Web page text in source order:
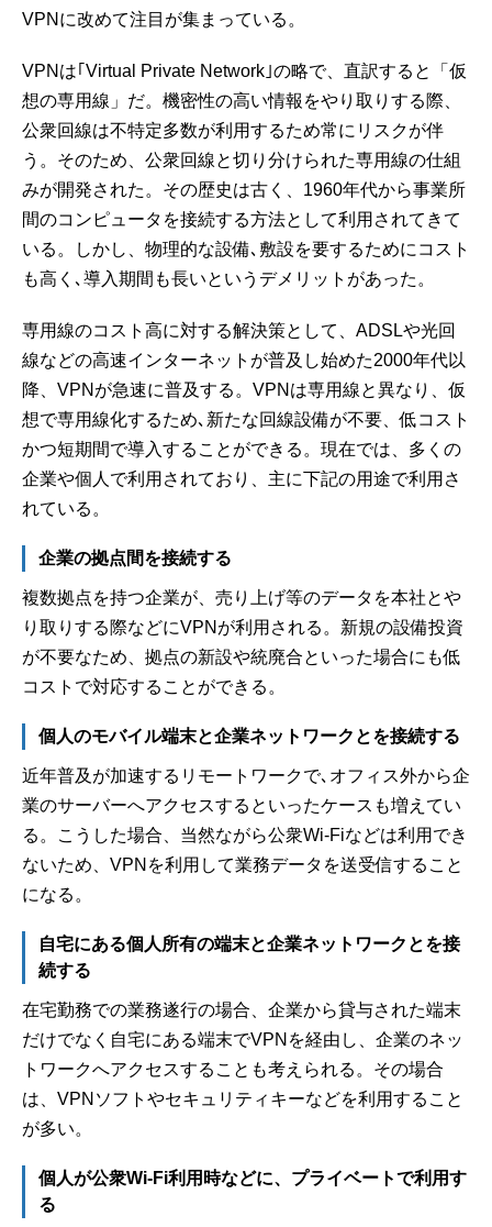
VPNに改めて注目が集まっている。
VPNは｢Virtual Private Network｣の略で、直訳すると「仮
想の専用線」だ。機密性の高い情報をやり取りする際、
公衆回線は不特定多数が利用するため常にリスクが伴
う。そのため、公衆回線と切り分けられた専用線の仕組
みが開発された。その歴史は古く、1960年代から事業所
間のコンピュータを接続する方法として利用されてきて
いる。しかし、物理的な設備､敷設を要するためにコスト
も高く､導入期間も長いというデメリットがあった。
専用線のコスト高に対する解決策として、ADSLや光回
線などの高速インターネットが普及し始めた2000年代以
降、VPNが急速に普及する。VPNは専用線と異なり、仮
想で専用線化するため､新たな回線設備が不要、低コスト
かつ短期間で導入することができる。現在では、多くの
企業や個人で利用されており、主に下記の用途で利用さ
れている。
企業の拠点間を接続する
複数拠点を持つ企業が、売り上げ等のデータを本社とや
り取りする際などにVPNが利用される。新規の設備投資
が不要なため、拠点の新設や統廃合といった場合にも低
コストで対応することができる。
個人のモバイル端末と企業ネットワークとを接続する
近年普及が加速するリモートワークで､オフィス外から企
業のサーバーへアクセスするといったケースも増えてい
る。こうした場合、当然ながら公衆Wi-Fiなどは利用でき
ないため、VPNを利用して業務データを送受信すること
になる。
自宅にある個人所有の端末と企業ネットワークとを接
続する
在宅勤務での業務遂行の場合、企業から貸与された端末
だけでなく自宅にある端末でVPNを経由し、企業のネッ
トワークへアクセスすることも考えられる。その場合
は、VPNソフトやセキュリティキーなどを利用すること
が多い。
個人が公衆Wi-Fi利用時などに、プライベートで利用す
る